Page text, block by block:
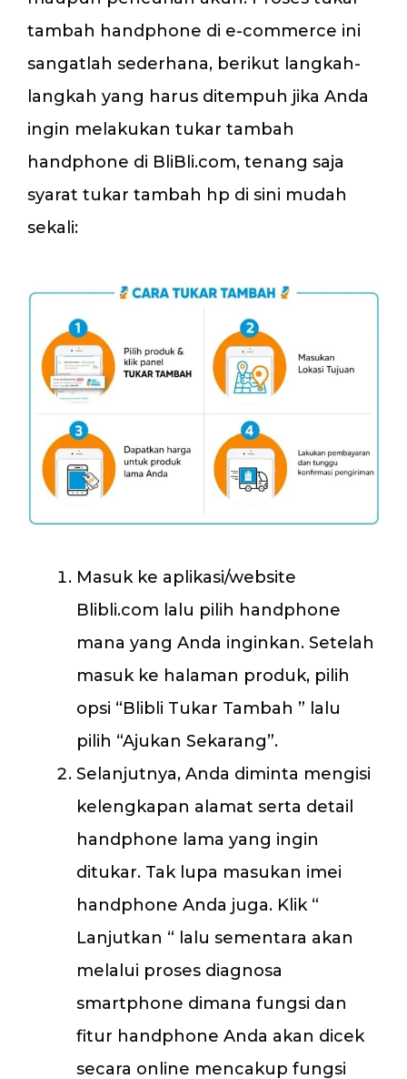
tambah handphone di e-commerce ini
sangatlah sederhana, berikut langkah-
langkah yang harus ditempuh jika Anda
ingin melakukan tukar tambah
handphone di BliBli.com, tenang saja
syarat tukar tambah hp di sini mudah
sekali:
Masuk ke aplikasi/website
Blibli.com lalu pilih handphone
mana yang Anda inginkan. Setelah
masuk ke halaman produk, pilih
opsi “Blibli Tukar Tambah ” lalu
pilih “Ajukan Sekarang”.
Selanjutnya, Anda diminta mengisi
kelengkapan alamat serta detail
handphone lama yang ingin
ditukar. Tak lupa masukan imei
handphone Anda juga. Klik “
Lanjutkan “ lalu sementara akan
melalui proses diagnosa
smartphone dimana fungsi dan
fitur handphone Anda akan dicek
secara online mencakup fungsi